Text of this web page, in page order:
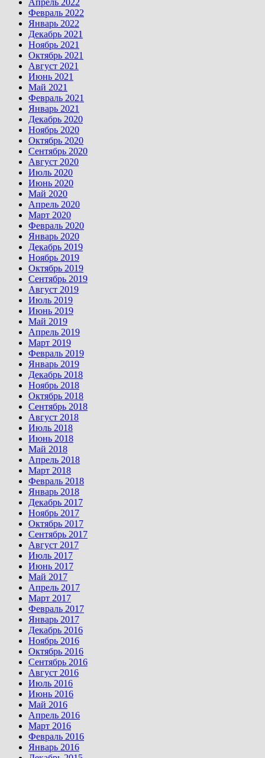
Апрель 2022
Февраль 2022
Январь 2022
Декабрь 2021
Ноябрь 2021
Октябрь 2021
Август 2021
Июнь 2021
Май 2021
Февраль 2021
Январь 2021
Декабрь 2020
Ноябрь 2020
Октябрь 2020
Сентябрь 2020
Август 2020
Июль 2020
Июнь 2020
Май 2020
Апрель 2020
Март 2020
Февраль 2020
Январь 2020
Декабрь 2019
Ноябрь 2019
Октябрь 2019
Сентябрь 2019
Август 2019
Июль 2019
Июнь 2019
Май 2019
Апрель 2019
Март 2019
Февраль 2019
Январь 2019
Декабрь 2018
Ноябрь 2018
Октябрь 2018
Сентябрь 2018
Август 2018
Июль 2018
Июнь 2018
Май 2018
Апрель 2018
Март 2018
Февраль 2018
Январь 2018
Декабрь 2017
Ноябрь 2017
Октябрь 2017
Сентябрь 2017
Август 2017
Июль 2017
Июнь 2017
Май 2017
Апрель 2017
Март 2017
Февраль 2017
Январь 2017
Декабрь 2016
Ноябрь 2016
Октябрь 2016
Сентябрь 2016
Август 2016
Июль 2016
Июнь 2016
Май 2016
Апрель 2016
Март 2016
Февраль 2016
Январь 2016